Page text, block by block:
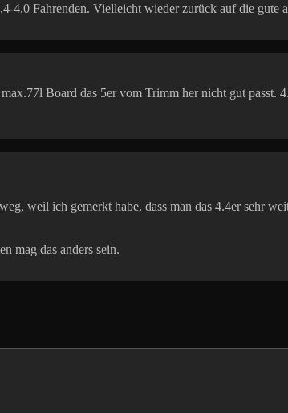
4,0 Fahrenden. Vielleicht wieder zurück auf die
Board das 5er vom Trimm her nicht gut passt.
weil ich gemerkt habe, dass man das 4.4er sehr
mag das anders sein.